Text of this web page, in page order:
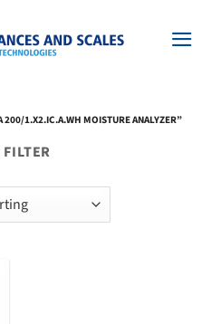
200/1.X2.IC.A.WH MOISTURE ANALYZER”
FILTER